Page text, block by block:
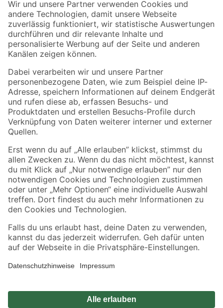
Der toom Newsletter: Keine Angebote und Aktionen mehr verpassen!
Zur Newsletter Anmeldung
Folge uns
Zahlungsarten Versandarten
Sicher einkaufen
Jetzt die toom-App herunterladen
Alle Preisangaben in EUR inkl. gesetzl. MwSt.. Die dargestellten Angebote sind unter
Umständen nicht in allen Märkten verfügbar. Die angegebenen Verfügbarkeiten beziehen
Produkte nur solange der Vorrat reicht.
*Paketversand ab 59 € versandkostenfrei, gilt nicht für Artikel mit Speditionsversand, hier
Privatsphäre Impressum